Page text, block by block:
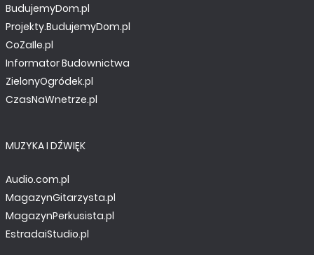
BudujemyDom.pl
Projekty.BudujemyDom.pl
CoZaIle.pl
Informator Budownictwa
ZielonyOgródek.pl
CzasNaWnetrze.pl
MUZYKA I DŹWIĘK
Audio.com.pl
MagazynGitarzysta.pl
MagazynPerkusista.pl
EstradaiStudio.pl